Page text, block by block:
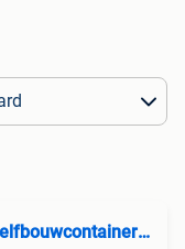
Luuk van Zelfbouwcontainer België